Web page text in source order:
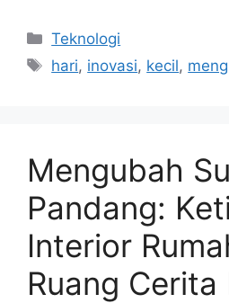
Categories
Teknologi
Tags
hari, inovasi, kecil,
Mengubah
Pandang:
Interior
Ruang Cerita